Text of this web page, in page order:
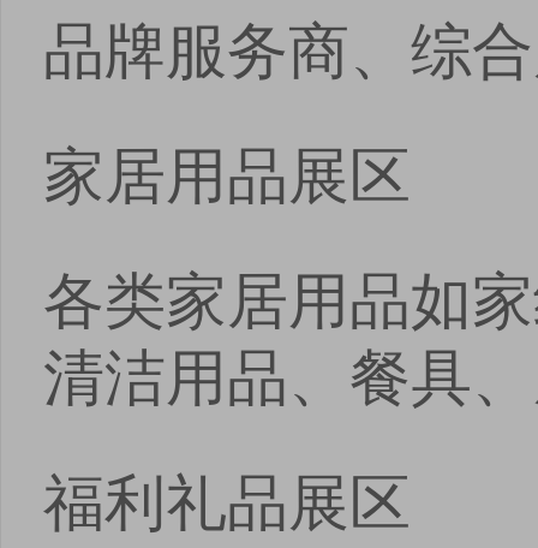
品牌服务商、综
家居用品展区
各类家居用品如
清洁用品、餐具
福利礼品展区